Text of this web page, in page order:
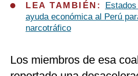
LEA TAMBIÉN:
ayuda económica al Perú
narcotráfico
Los miembros de esa